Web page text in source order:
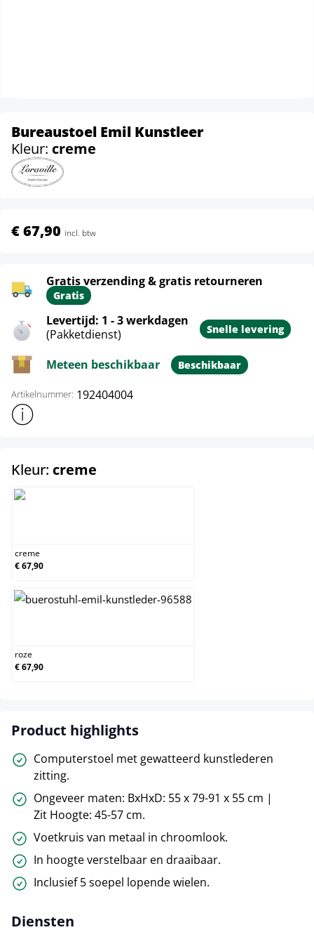
Bureaustoel Emil Kunstleer
Kleur: creme
€ 67,90 incl. btw
Gratis verzending & gratis retourneren
Gratis
Levertijd: 1 - 3 werkdagen
(Pakketdienst)
Snelle levering
Meteen beschikbaar Beschikbaar
Artikelnummer: 192404004
Toon meer productinformatie
Kleur: creme
creme
€ 67,90
roze
€ 67,90
Product highlights
Computerstoel met gewatteerd kunstlederen
zitting.
Ongeveer maten: BxHxD: 55 x 79-91 x 55 cm |
Zit Hoogte: 45-57 cm.
Voetkruis van metaal in chroomlook.
In hoogte verstelbaar en draaibaar.
Inclusief 5 soepel lopende wielen.
Diensten